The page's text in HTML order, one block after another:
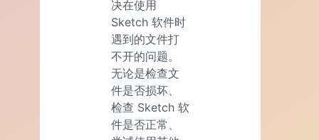
决在使用
Sketch 软件时
遇到的文件打
不开的问题。
无论是检查文
件是否损坏、
检查 Sketch 软
件是否正常、